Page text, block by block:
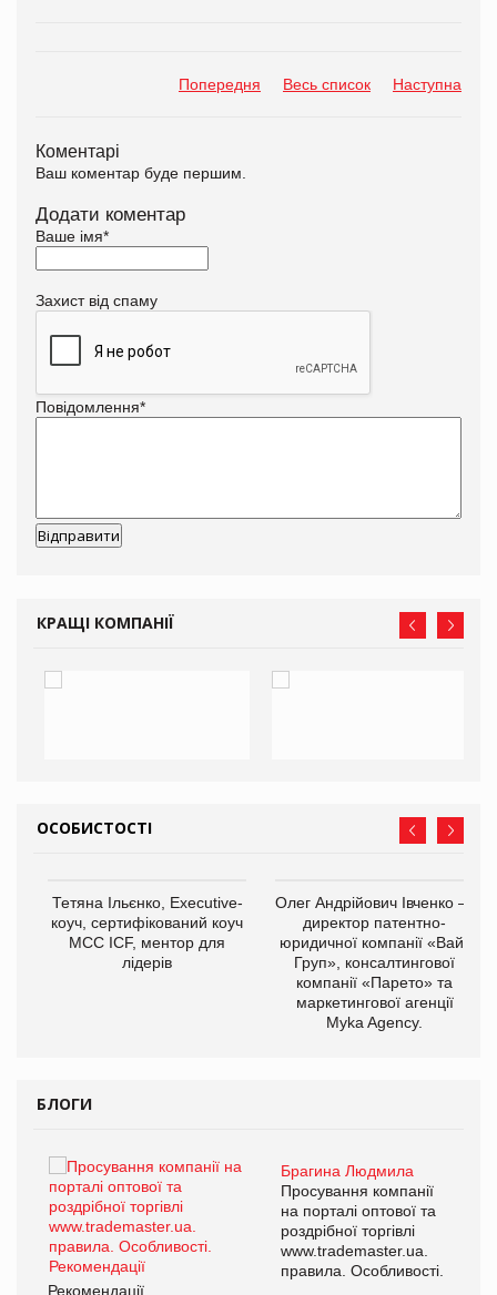
Попередня Весь список Наступна
Коментарі
Ваш коментар буде першим.
Додати коментар
Ваше імя*
Захист від спаму
Повідомлення*
КРАЩІ КОМПАНІЇ
ОСОБИСТОСТІ
Тетяна Ільєнко, Executive-
коуч, сертифікований коуч
МСС ICF, ментор для
лідерів
Олег Андрійович Івченко —
директор патентно-
юридичної компанії «Вайз
Груп», консалтингової
компанії «Парето» та
маркетингової агенції
Myka Agency.
БЛОГИ
Брагина Людмила
Просування компанії
на порталі оптової та
роздрібної торгівлі
www.trademaster.ua.
правила. Особливості.
Рекомендації